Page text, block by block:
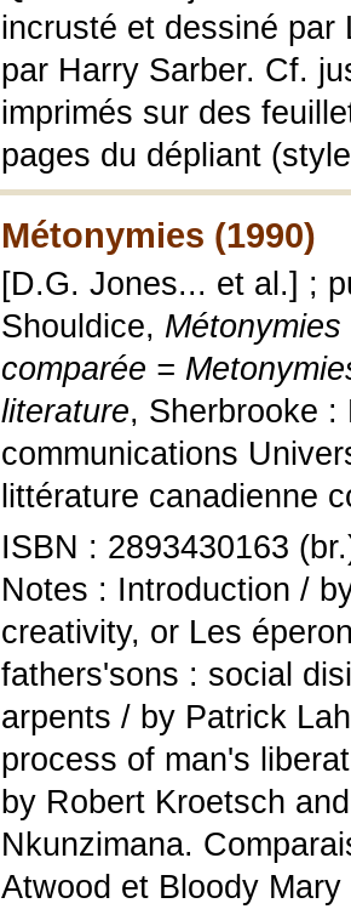
incrusté et dessiné par
par Harry Sarber. Cf.
imprimés sur des
pages du dépliant
Métonymies (1990)
[D.G. Jones... et al.] ;
Shouldice,
comparée =
literature, Sherbrooke :
communications
littérature canadienne
ISBN : 2893430163
Notes : Introduction /
creativity, or Les
fathers'sons : social
arpents / by Patrick
process of man's
by Robert Kroetsch
Nkunzimana.
Atwood et Bloody